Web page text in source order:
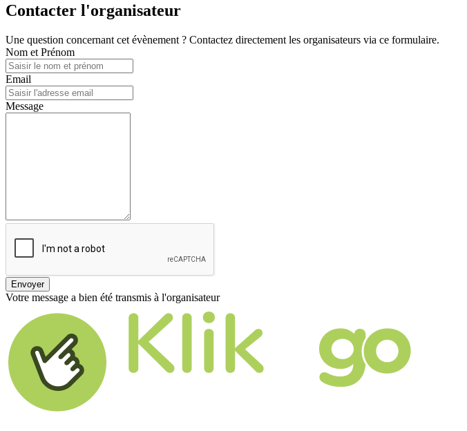
Contacter l'organisateur
Une question concernant cet évènement ? Contactez directement les organisateurs via ce formulaire.
Nom et Prénom
Email
Message
Envoyer
Votre message a bien été transmis à l'organisateur